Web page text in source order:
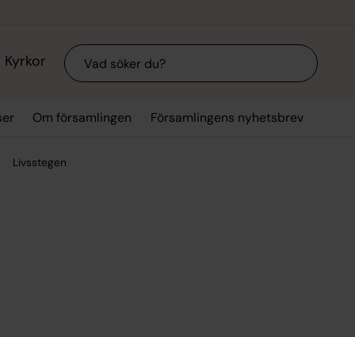
Kyrkor Sök
Om församlingen Församlingens nyhetsbrev
Livsstegen